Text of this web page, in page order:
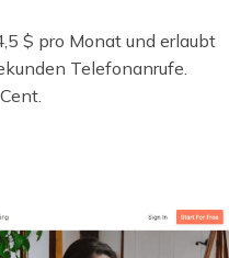
$ pro Monat und erlaubt
Telefonanrufe.